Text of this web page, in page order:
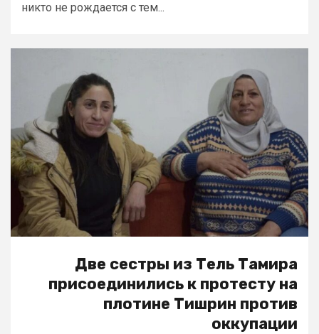
никто не рождается с тем...
Две сестры из Тель Тамира
присоединились к протесту на
плотине Тишрин против
оккупации